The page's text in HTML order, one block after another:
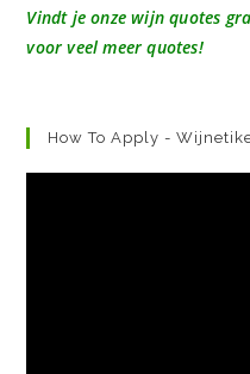
Vindt je onze wijn quotes
voor veel meer quotes!
How To Apply -